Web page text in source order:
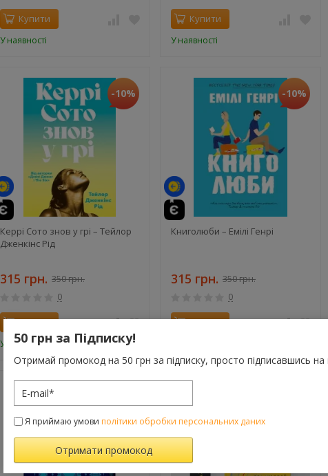
Купити
У наявності
Купити
У наявності
-10%
Керрі Сото знов у грі – Тейлор
Дженкінс Рід
315 грн. 350 грн.
0
Купити
У наявності
-10%
Книголюби – Емілі Генрі
315 грн. 350 грн.
0
Купити
50 грн за Підписку!
Отримай промокод на 50 грн за підписку, просто підписавшись на
Я приймаю умови політики обробки персональних даних